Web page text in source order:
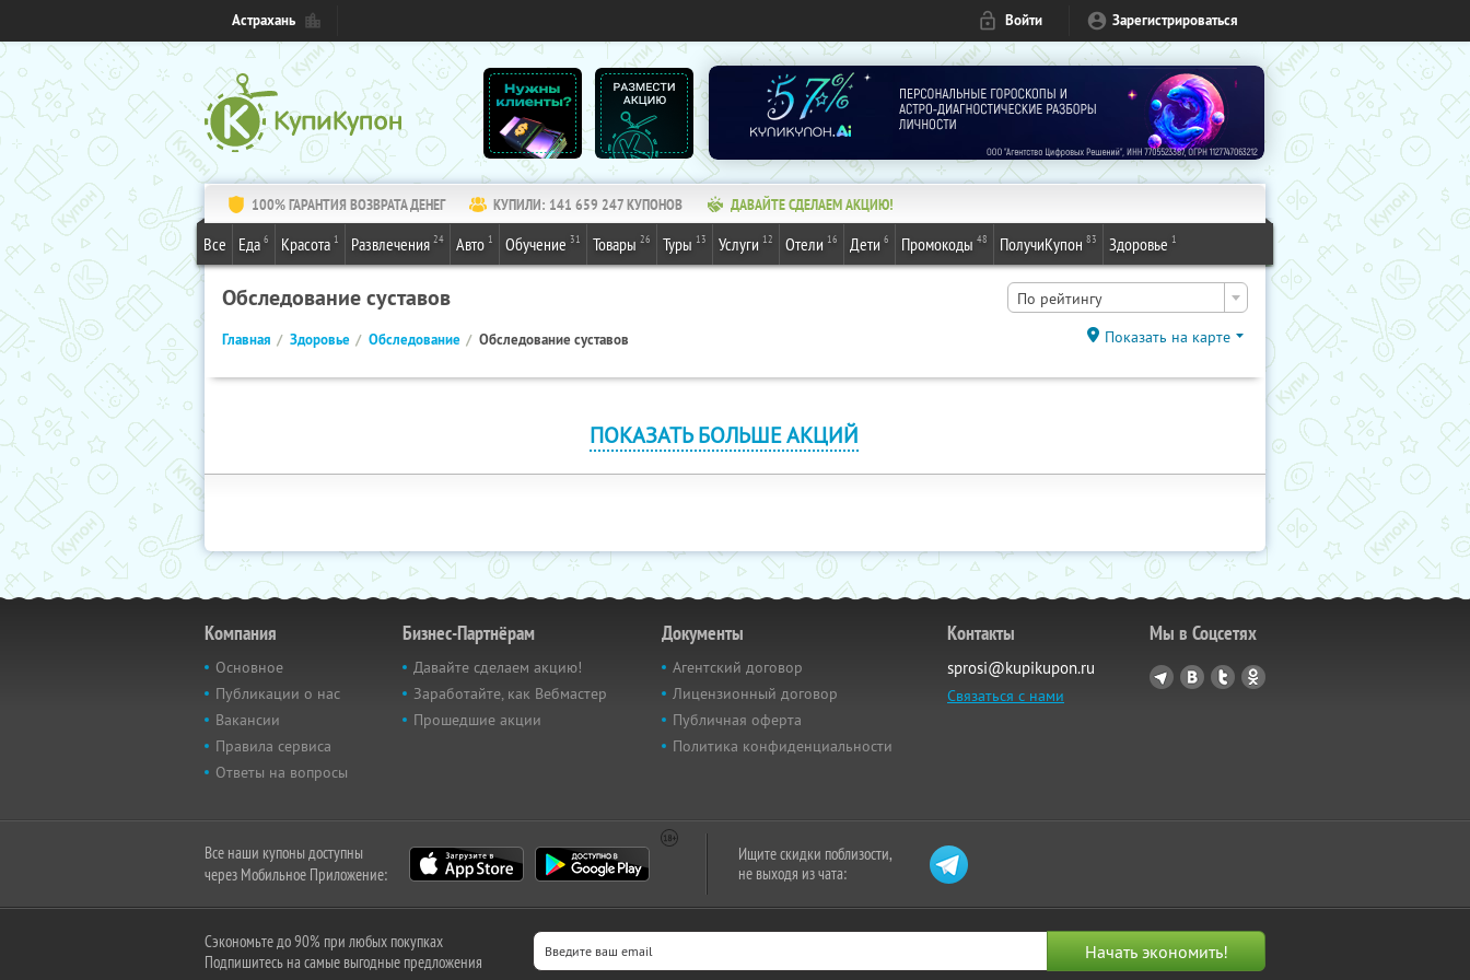
Астрахань Войти Зарегистрироваться
100% ГАРАНТИЯ ВОЗВРАТА ДЕНЕГ КУПИЛИ: 141 659 247КУПОНОВ ДАВАЙТЕ СДЕЛАЕМ АКЦИЮ!
Все Еда 6 Красота 1 Развлечения 24 Авто 1 Обучение 31 Товары 26 Туры 13 Услуги 12 Отели 16 Дети 6 Промокоды 48 ПолучиКупон 83 Здоровье 1
Обследование суставов По рейтингу
Главная Здоровье Обследование Обследование суставов Показать на карте
ПОКАЗАТЬ БОЛЬШЕ АКЦИЙ
Компания
Основное
Публикации о нас
Вакансии
Правила сервиса
Ответы на вопросы
Бизнес-Партнёрам
Давайте сделаем акцию!
Заработайте, как Вебмастер
Прошедшие акции
Документы
Агентский договор
Лицензионный договор
Публичная оферта
Политика конфиденциальности
Контакты
sprosi@kupikupon.ru
Связаться с нами
Мы в Соцсетях
Все наши купоны доступны
через Мобильное Приложение:
Ищите скидки поблизости,
не выходя из чата:
Сэкономьте до 90% при любых покупках
Подпишитесь на самые выгодные предложения